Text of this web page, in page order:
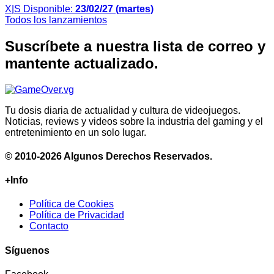
X|S Disponible: 23/02/27 (martes)
Todos los lanzamientos
Suscríbete a nuestra lista de correo y
mantente actualizado.
Tu dosis diaria de actualidad y cultura de videojuegos.
Noticias, reviews y videos sobre la industria del gaming y el
entretenimiento en un solo lugar.
© 2010-2026 Algunos Derechos Reservados.
+Info
Política de Cookies
Política de Privacidad
Contacto
Síguenos